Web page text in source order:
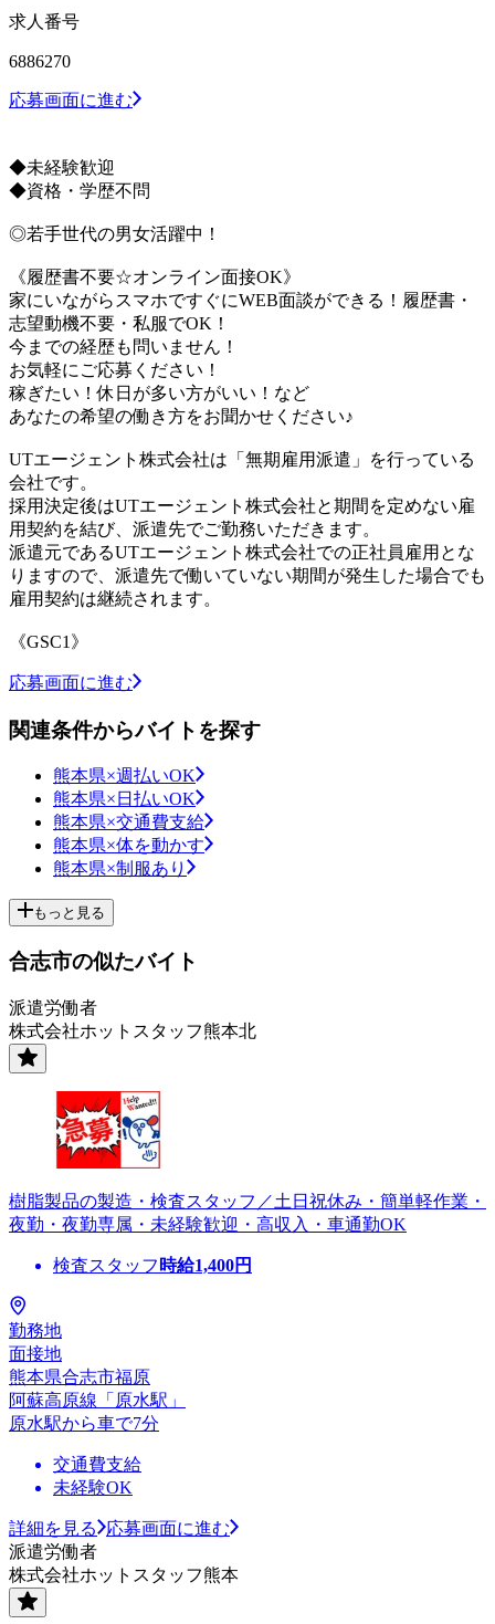
求人番号
6886270
応募画面に進む
◆未経験歓迎
◆資格・学歴不問
◎若手世代の男女活躍中！
《履歴書不要☆オンライン面接OK》
家にいながらスマホですぐにWEB面談ができる！履歴書・
志望動機不要・私服でOK！
今までの経歴も問いません！
お気軽にご応募ください！
稼ぎたい！休日が多い方がいい！など
あなたの希望の働き方をお聞かせください♪
UTエージェント株式会社は「無期雇用派遣」を行っている
会社です。
採用決定後はUTエージェント株式会社と期間を定めない雇
用契約を結び、派遣先でご勤務いただきます。
派遣元であるUTエージェント株式会社での正社員雇用とな
りますので、派遣先で働いていない期間が発生した場合でも
雇用契約は継続されます。
《GSC1》
応募画面に進む
関連条件からバイトを探す
熊本県×週払いOK
熊本県×日払いOK
熊本県×交通費支給
熊本県×体を動かす
熊本県×制服あり
もっと見る
合志市の似たバイト
派遣労働者
株式会社ホットスタッフ熊本北
樹脂製品の製造・検査スタッフ／土日祝休み・簡単軽作業・
夜勤・夜勤専属・未経験歓迎・高収入・車通勤OK
検査スタッフ 時給1,400円
勤務地
面接地
熊本県合志市福原
阿蘇高原線「原水駅」
原水駅から車で7分
交通費支給
未経験OK
詳細を見る
応募画面に進む
派遣労働者
株式会社ホットスタッフ熊本